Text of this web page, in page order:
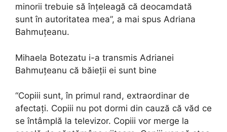
minorii trebuie să înțeleagă că deocamdată
sunt în autoritatea mea”, a mai spus Adriana
Bahmuțeanu.
Mihaela Botezatu i-a transmis Adrianei
Bahmuțeanu că băieții ei sunt bine
“Copiii sunt, în primul rand, extraordinar de
afectați. Copiii nu pot dormi din cauză că văd ce
se întâmplă la televizor. Copiii vor merge la